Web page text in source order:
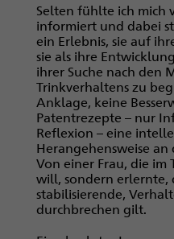
Selten fühlte ich mich
informiert und dabei
ein Erlebnis, sie auf
sie als ihre
ihrer Suche nach den
Trinkverhaltens zu
Anklage, keine
Patentrezepte – nur
Reflexion – eine
Herangehensweise an
Von einer Frau, die im
will, sondern erlernte,
stabilisierende,
durchbrechen gilt.